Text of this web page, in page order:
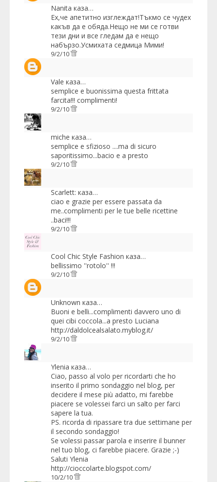
Nanita каза…
Ех,че апетитно изглеждат!Тъкмо се чудех
какъв да е обяда.Нещо не ми се готви
тези дни и все гледам да е нещо
набързо.Усмихата седмица Мими!
9/2/10
Vale каза…
semplice e buonissima questa frittata
farcita!!! complimenti!
9/2/10
miche каза…
semplice e sfizioso ....ma di sicuro
saporitissimo...bacio e a presto
9/2/10
Scarlett: каза…
ciao e grazie per essere passata da
me..complimenti per le tue belle ricettine
..baci!!!
9/2/10
Cool Chic Style Fashion каза…
bellissimo ''rotolo'' !!!
9/2/10
Unknown каза…
Buoni e belli...complimenti davvero uno di
quei cibi coccola...a presto Luciana
http://daldolcealsalato.myblog.it/
9/2/10
Ylenia каза…
Ciao, passo al volo per ricordarti che ho
inserito il primo sondaggio nel blog, per
decidere il mese più adatto, mi farebbe
piacere se volessei farci un salto per farci
sapere la tua.
PS. ricorda di ripassare tra due settimane per
il secondo sondaggio!
Se volessi passar parola e inserire il bunner
nel tuo blog, ci farebbe piacere. Grazie ;-)
Saluti Ylenia
http://cioccolarte.blogspot.com/
10/2/10